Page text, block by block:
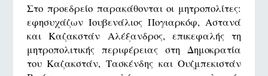
Στο προεδρείο παρακάθονται οι μητροπολίτες:
εφησυχάζων Ιουβενάλιος Πογιαρκόφ, Αστανά
και Καζακστάν Αλέξανδρος, επικεφαλής τη
μητροπολιτικής περιφέρειας στη Δημοκρατία
του Καζακστάν, Τασκένδης και Ουζμπεκιστάν